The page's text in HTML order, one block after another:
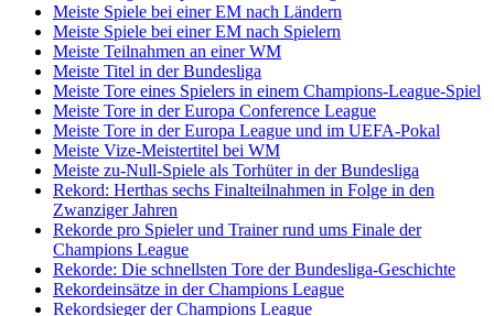
Meiste Spiele bei einer EM nach Ländern
Meiste Spiele bei einer EM nach Spielern
Meiste Teilnahmen an einer WM
Meiste Titel in der Bundesliga
Meiste Tore eines Spielers in einem Champions-League-Spiel
Meiste Tore in der Europa Conference League
Meiste Tore in der Europa League und im UEFA-Pokal
Meiste Vize-Meistertitel bei WM
Meiste zu-Null-Spiele als Torhüter in der Bundesliga
Rekord: Herthas sechs Finalteilnahmen in Folge in den
Zwanziger Jahren
Rekorde pro Spieler und Trainer rund ums Finale der
Champions League
Rekorde: Die schnellsten Tore der Bundesliga-Geschichte
Rekordeinsätze in der Champions League
Rekordsieger der Champions League